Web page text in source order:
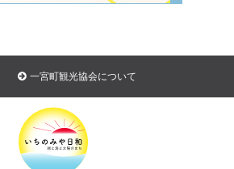
一宮町観光協会について